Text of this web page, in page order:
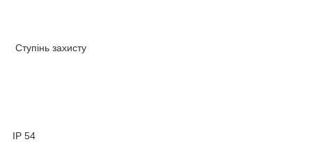
Ступінь захисту
IP 54